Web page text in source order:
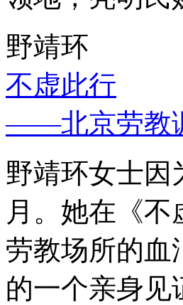
野靖环
不虚此行
——北京劳教
野靖环女士因
月。她在《
劳教场所的血
的一个亲身见